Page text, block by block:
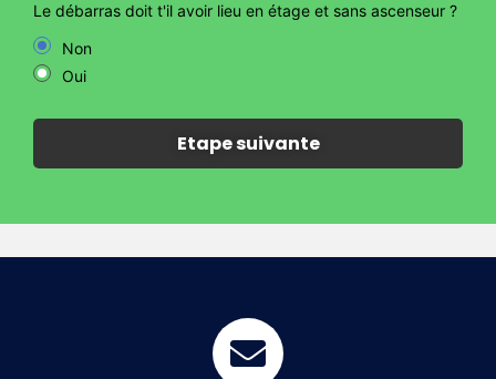
Le débarras doit t'il avoir lieu en étage et sans ascenseur ?
Non
Oui
Etape suivante